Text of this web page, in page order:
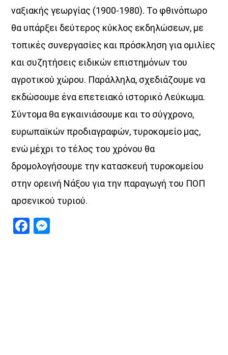
ναξιακής γεωργίας (1900-1980). Το φθινόπωρο
θα υπάρξει δεύτερος κύκλος εκδηλώσεων, με
τοπικές συνεργασίες και πρόσκληση για ομιλίες
και συζητήσεις ειδικών επιστημόνων του
αγροτικού χώρου. Παράλληλα, σχεδιάζουμε να
εκδώσουμε ένα επετειακό ιστορικό Λεύκωμα.
Σύντομα θα εγκαινιάσουμε και το σύγχρονο,
ευρωπαϊκών προδιαγραφών, τυροκομείο μας,
ενώ μέχρι το τέλος του χρόνου θα
δρομολογήσουμε την κατασκευή τυροκομείου
στην ορεινή Νάξου για την παραγωγή του ΠΟΠ
αρσενικού τυριού.
Facebook